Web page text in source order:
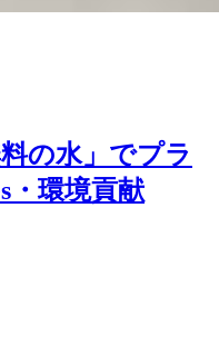
の水」でプラ
・環境貢献